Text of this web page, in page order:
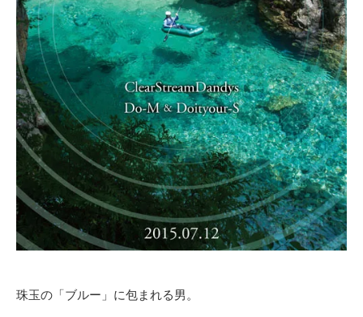
珠玉の「ブルー」に包まれる男。